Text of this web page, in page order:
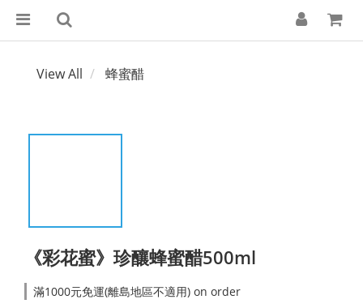
View All 蜂蜜醋
《彩花蜜》珍釀蜂蜜醋500ml
滿1000元免運(離島地區不適用) on order